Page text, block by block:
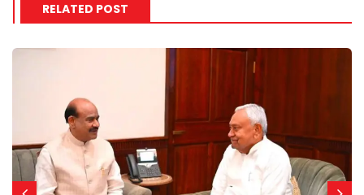
RELATED POST